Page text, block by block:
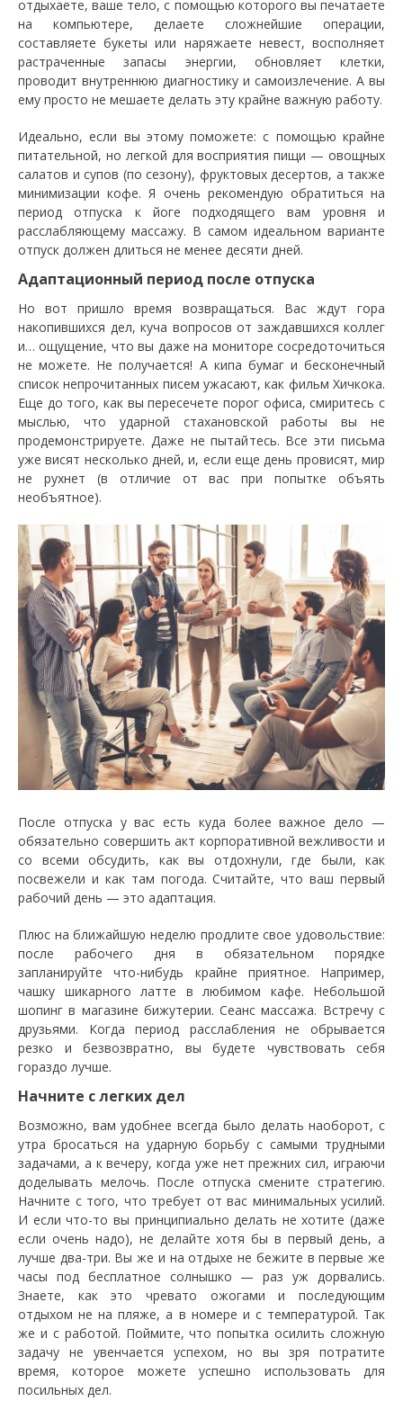
отдыхаете, ваше тело, с помощью которого вы печатаете
на компьютере, делаете сложнейшие операции,
составляете букеты или наряжаете невест, восполняет
растраченные запасы энергии, обновляет клетки,
проводит внутреннюю диагностику и самоизлечение. А вы
ему просто не мешаете делать эту крайне важную работу.
Идеально, если вы этому поможете: с помощью крайне
питательной, но легкой для восприятия пищи — овощных
салатов и супов (по сезону), фруктовых десертов, а также
минимизации кофе. Я очень рекомендую обратиться на
период отпуска к йоге подходящего вам уровня и
расслабляющему массажу. В самом идеальном варианте
отпуск должен длиться не менее десяти дней.
Адаптационный период после отпуска
Но вот пришло время возвращаться. Вас ждут гора
накопившихся дел, куча вопросов от заждавшихся коллег
и… ощущение, что вы даже на мониторе сосредоточиться
не можете. Не получается! А кипа бумаг и бесконечный
список непрочитанных писем ужасают, как фильм Хичкока.
Еще до того, как вы пересечете порог офиса, смиритесь с
мыслью, что ударной стахановской работы вы не
продемонстрируете. Даже не пытайтесь. Все эти письма
уже висят несколько дней, и, если еще день провисят, мир
не рухнет (в отличие от вас при попытке объять
необъятное).
После отпуска у вас есть куда более важное дело —
обязательно совершить акт корпоративной вежливости и
со всеми обсудить, как вы отдохнули, где были, как
посвежели и как там погода. Считайте, что ваш первый
рабочий день — это адаптация.
Плюс на ближайшую неделю продлите свое удовольствие:
после рабочего дня в обязательном порядке
запланируйте что-нибудь крайне приятное. Например,
чашку шикарного латте в любимом кафе. Небольшой
шопинг в магазине бижутерии. Сеанс массажа. Встречу с
друзьями. Когда период расслабления не обрывается
резко и безвозвратно, вы будете чувствовать себя
гораздо лучше.
Начните с легких дел
Возможно, вам удобнее всегда было делать наоборот, с
утра бросаться на ударную борьбу с самыми трудными
задачами, а к вечеру, когда уже нет прежних сил, играючи
доделывать мелочь. После отпуска смените стратегию.
Начните с того, что требует от вас минимальных усилий.
И если что-то вы принципиально делать не хотите (даже
если очень надо), не делайте хотя бы в первый день, а
лучше два-три. Вы же и на отдыхе не бежите в первые же
часы под бесплатное солнышко — раз уж дорвались.
Знаете, как это чревато ожогами и последующим
отдыхом не на пляже, а в номере и с температурой. Так
же и с работой. Поймите, что попытка осилить сложную
задачу не увенчается успехом, но вы зря потратите
время, которое можете успешно использовать для
посильных дел.